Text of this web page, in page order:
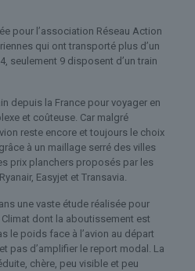
pour l’association Réseau Action
qui ont transporté plus d’un
seulement 9 disposent d’un train
depuis la France pour voyager en
et coûteuse. Car malgré
reste encore et toujours le choix
à un maillage serré des villes
prix planchers proposés par les
Easyjet et Transavia.
une vaste étude réalisée pour
dont la aboutissement est
le poids face à l’avion au départ
pas d’amplifier le report modal. La
chère, peu visible et peu